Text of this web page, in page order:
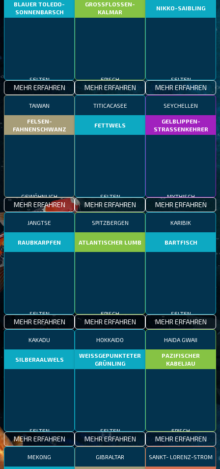
BLAUER TOLEDO-
SONNENBARSCH
MEHR ERFAHREN
GROSSFLOSSEN-
KALMAR
MEHR ERFAHREN
NIKKO-SAIBLING
MEHR ERFAHREN
TAIWAN
FELSEN-
FAHNENSCHWANZ
MEHR ERFAHREN
TITICACASEE
FETTWELS
MEHR ERFAHREN
SEYCHELLEN
GELBLIPPEN-
STRASSENKEHRER
MYTHISCH
MEHR ERFAHREN
JANGTSE
RAUBKARPFEN
SELTEN
MEHR ERFAHREN
SPITZBERGEN
ATLANTISCHER LUMB
EPISCH
MEHR ERFAHREN
KARIBIK
BARTFISCH
SELTEN
MEHR ERFAHREN
KAKADU
SILBERAALWELS
MEHR ERFAHREN
HOKKAIDO
WEISSGEPUNKTETER
GRÜNLING
SELTEN
MEHR ERFAHREN
HAIDA GWAII
PAZIFISCHER
KABELJAU
EPISCH
MEHR ERFAHREN
MEKONG GIBRALTAR SANKT- LORENZ-STROM